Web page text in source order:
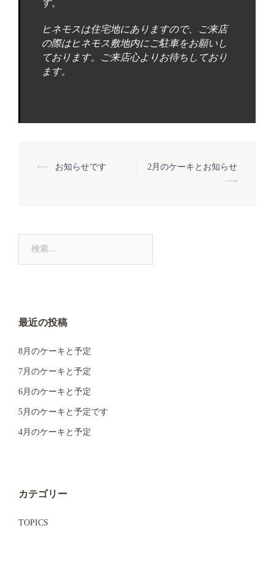
す。
ヒネモスは住宅地にありますので、ご来店
の際はヒネモス敷地内にご駐車をお願いし
ております。ご来店心よりお待ちしており
ます。
ビ
シ
ョ
ン
⟵ お知らせです
2月のケーキとお知らせ
⟶
最近の投稿
8月のケーキと予定
7月のケーキと予定
6月のケーキと予定
5月のケーキと予定です
4月のケーキと予定
カテゴリー
TOPICS